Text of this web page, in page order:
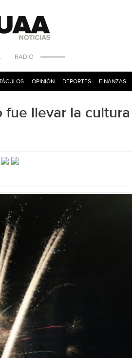
·RADIO
OPINIÓN DEPORTES FINANZAS
llevar la